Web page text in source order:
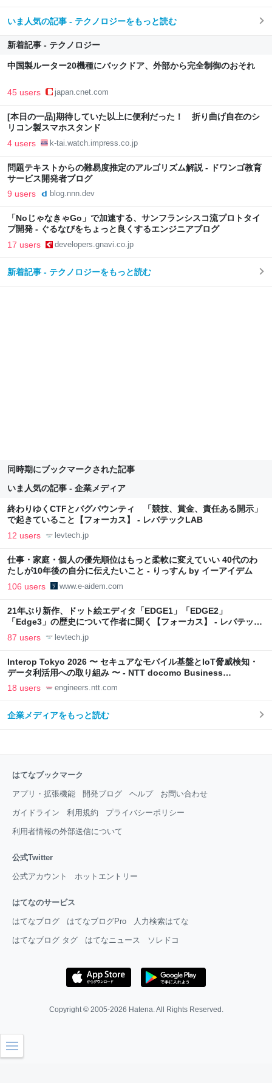
いま人気の記事 - テクノロジーをもっと読む
新着記事 - テクノロジー
中国製ルーター20機種にバックドア、外部から完全制御のおそれ
45 users japan.cnet.com
[本日の一品]期待していた以上に便利だった！ 折り曲げ自在のシ
リコン製スマホスタンド
4 users k-tai.watch.impress.co.jp
問題テキストからの難易度推定のアルゴリズム解説 - ドワンゴ教育
サービス開発者ブログ
9 users blog.nnn.dev
「NoじゃなきゃGo」で加速する、サンフランシスコ流プロトタイ
プ開発 - ぐるなびをちょっと良くするエンジニアブログ
17 users developers.gnavi.co.jp
新着記事 - テクノロジーをもっと読む
同時期にブックマークされた記事
いま人気の記事 - 企業メディア
終わりゆくCTFとバグバウンティ 「競技、賞金、責任ある開示」
で起きていること【フォーカス】 - レバテックLAB
12 users levtech.jp
仕事・家庭・個人の優先順位はもっと柔軟に変えていい 40代のわ
たしが10年後の自分に伝えたいこと - りっすん by イーアイデム
106 users www.e-aidem.com
21年ぶり新作、ドット絵エディタ「EDGE1」「EDGE2」
「Edge3」の歴史について作者に聞く【フォーカス】 - レバテック
LAB
87 users levtech.jp
Interop Tokyo 2026 〜 セキュアなモバイル基盤とIoT脅威検知・
データ利活用への取り組み 〜 - NTT docomo Business
Engineers' Blog
18 users engineers.ntt.com
企業メディアをもっと読む
はてなブックマーク
アプリ・拡張機能 開発ブログ ヘルプ お問い合わせ
ガイドライン 利用規約 プライバシーポリシー
利用者情報の外部送信について
公式Twitter
公式アカウント ホットエントリー
はてなのサービス
はてなブログ はてなブログPro 人力検索はてな
はてなブログ タグ はてなニュース ソレドコ
Copyright © 2005-2026 Hatena. All Rights Reserved.